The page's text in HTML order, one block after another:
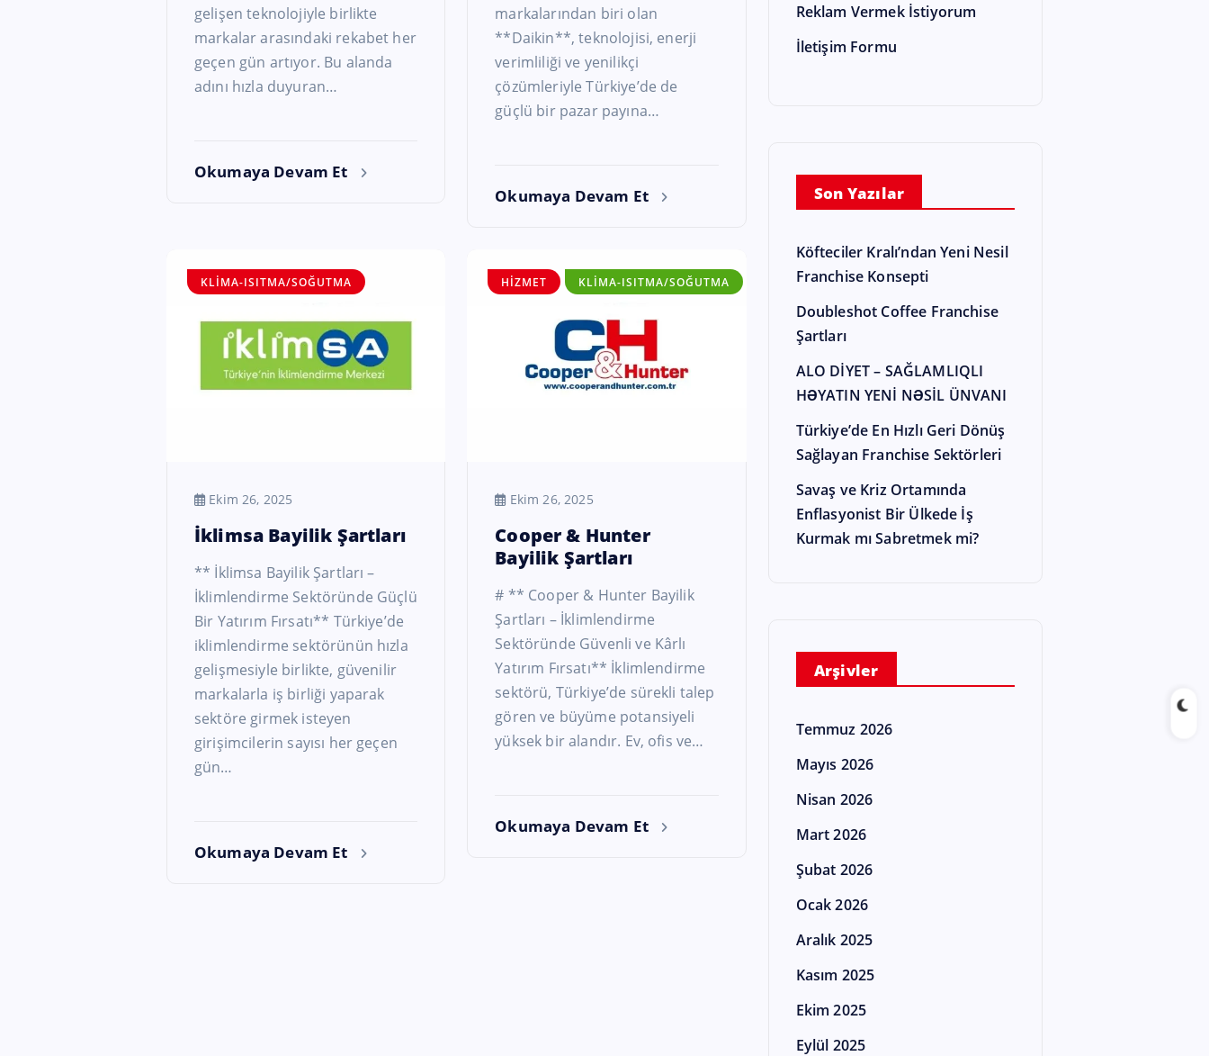
gelişen teknolojiyle birlikte
markalar arasındaki rekabet her
geçen gün artıyor. Bu alanda
adını hızla duyuran…
Okumaya Devam Et
markalarından biri olan
**Daikin**, teknolojisi, enerji
verimliliği ve yenilikçi
çözümleriyle Türkiye’de de
güçlü bir pazar payına…
Okumaya Devam Et
KLIMA-ISITMA/SOĞUTMA
Ekim 26, 2025
İklimsa Bayilik Şartları
** İklimsa Bayilik Şartları –
İklimlendirme Sektöründe Güçlü
Bir Yatırım Fırsatı** Türkiye’de
iklimlendirme sektörünün hızla
gelişmesiyle birlikte, güvenilir
markalarla iş birliği yaparak
sektöre girmek isteyen
girişimcilerin sayısı her geçen
gün…
Okumaya Devam Et
HIZMET KLIMA-ISITMA/SOĞUTMA
Ekim 26, 2025
Cooper & Hunter
Bayilik Şartları
# ** Cooper & Hunter Bayilik
Şartları – İklimlendirme
Sektöründe Güvenli ve Kârlı
Yatırım Fırsatı** İklimlendirme
sektörü, Türkiye’de sürekli talep
gören ve büyüme potansiyeli
yüksek bir alandır. Ev, ofis ve…
Okumaya Devam Et
Reklam Vermek İstiyorum
İletişim Formu
Son Yazılar
Köfteciler Kralı’ndan Yeni Nesil
Franchise Konsepti
Doubleshot Coffee Franchise
Şartları
ALO DİYET – SAĞLAMLIQLI
HƏYATIN YENİ NƏSİL ÜNVANI
Türkiye’de En Hızlı Geri Dönüş
Sağlayan Franchise Sektörleri
Savaş ve Kriz Ortamında
Enflasyonist Bir Ülkede İş
Kurmak mı Sabretmek mi?
Arşivler
Temmuz 2026
Mayıs 2026
Nisan 2026
Mart 2026
Şubat 2026
Ocak 2026
Aralık 2025
Kasım 2025
Ekim 2025
Eylül 2025